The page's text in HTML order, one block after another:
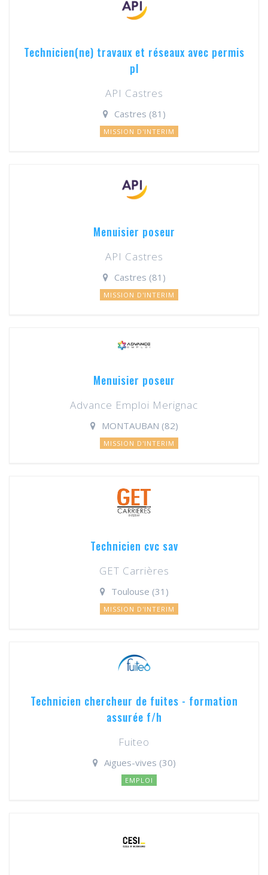
Technicien(ne) travaux et réseaux avec permis
pl
API Castres
Castres (81)
MISSION D'INTERIM
Menuisier poseur
API Castres
Castres (81)
MISSION D'INTERIM
Menuisier poseur
Advance Emploi Merignac
MONTAUBAN (82)
MISSION D'INTERIM
Technicien cvc sav
GET Carrières
Toulouse (31)
MISSION D'INTERIM
Technicien chercheur de fuites - formation
assurée f/h
Fuiteo
Aigues-vives (30)
EMPLOI